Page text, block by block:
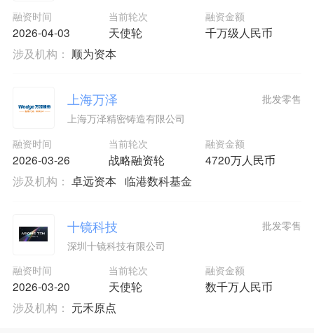
融资时间
2026-04-03
当前轮次
天使轮
融资金额
千万级人民币
涉及机构： 顺为资本
上海万泽
上海万泽精密铸造有限公司
融资时间
2026-03-26
当前轮次
战略融资轮
融资金额
4720万人民币
批发零售
涉及机构： 卓远资本 临港数科基金
十镜科技
深圳十镜科技有限公司
融资时间
2026-03-20
当前轮次
天使轮
融资金额
数千万人民币
批发零售
涉及机构： 元禾原点